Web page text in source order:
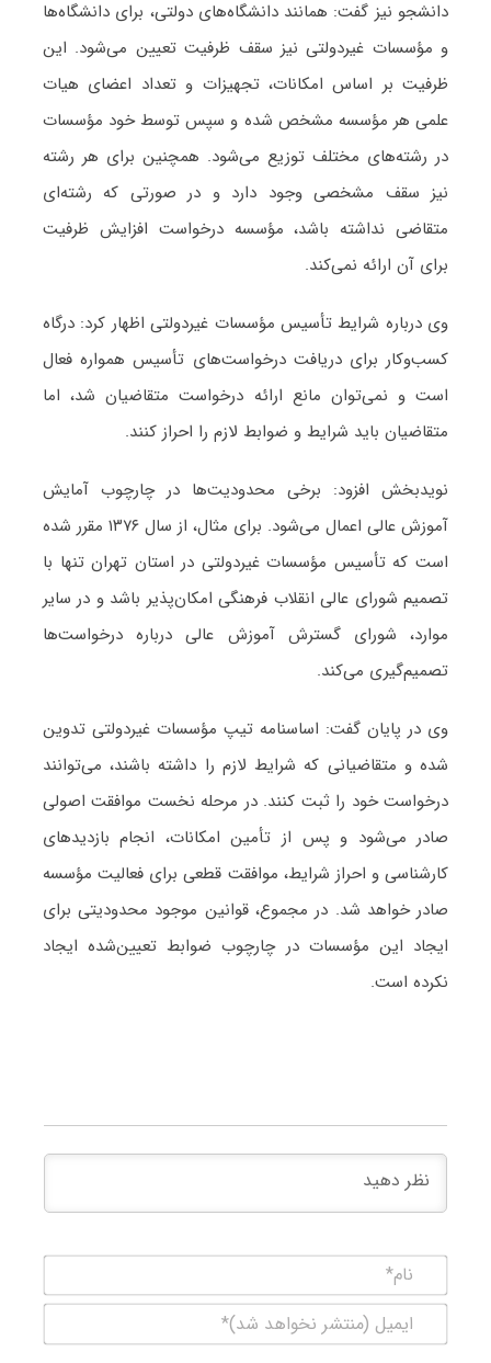
دانشجو نیز گفت: همانند دانشگاه‌های دولتی، برای دانشگاه‌ها
و مؤسسات غیردولتی نیز سقف ظرفیت تعیین می‌شود. این
ظرفیت بر اساس امکانات، تجهیزات و تعداد اعضای هیات
علمی هر مؤسسه مشخص شده و سپس توسط خود مؤسسات
در رشته‌های مختلف توزیع می‌شود. همچنین برای هر رشته
نیز سقف مشخصی وجود دارد و در صورتی که رشته‌ای
متقاضی نداشته باشد، مؤسسه درخواست افزایش ظرفیت
برای آن ارائه نمی‌کند.
وی درباره شرایط تأسیس مؤسسات غیردولتی اظهار کرد: درگاه
کسب‌وکار برای دریافت درخواست‌های تأسیس همواره فعال
است و نمی‌توان مانع ارائه درخواست متقاضیان شد، اما
متقاضیان باید شرایط و ضوابط لازم را احراز کنند.
نویدبخش افزود: برخی محدودیت‌ها در چارچوب آمایش
آموزش عالی اعمال می‌شود. برای مثال، از سال ۱۳۷۶ مقرر شده
است که تأسیس مؤسسات غیردولتی در استان تهران تنها با
تصمیم شورای عالی انقلاب فرهنگی امکان‌پذیر باشد و در سایر
موارد، شورای گسترش آموزش عالی درباره درخواست‌ها
تصمیم‌گیری می‌کند.
وی در پایان گفت: اساسنامه تیپ مؤسسات غیردولتی تدوین
شده و متقاضیانی که شرایط لازم را داشته باشند، می‌توانند
درخواست خود را ثبت کنند. در مرحله نخست موافقت اصولی
صادر می‌شود و پس از تأمین امکانات، انجام بازدیدهای
کارشناسی و احراز شرایط، موافقت قطعی برای فعالیت مؤسسه
صادر خواهد شد. در مجموع، قوانین موجود محدودیتی برای
ایجاد این مؤسسات در چارچوب ضوابط تعیین‌شده ایجاد
نکرده است.
(منتشر